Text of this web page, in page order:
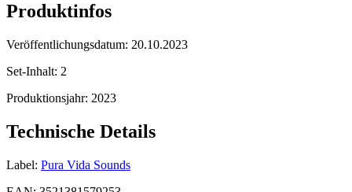
Produktinfos
Veröffentlichungsdatum: 20.10.2023
Set-Inhalt: 2
Produktionsjahr: 2023
Technische Details
Label: Pura Vida Sounds